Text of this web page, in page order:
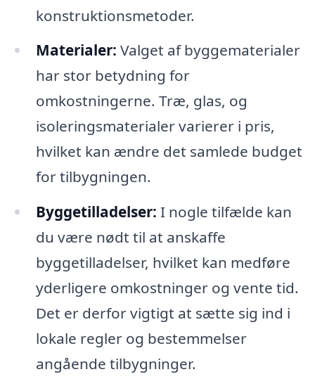
konstruktionsmetoder.
Materialer: Valget af byggematerialer
har stor betydning for
omkostningerne. Træ, glas, og
isoleringsmaterialer varierer i pris,
hvilket kan ændre det samlede budget
for tilbygningen.
Byggetilladelser: I nogle tilfælde kan
du være nødt til at anskaffe
byggetilladelser, hvilket kan medføre
yderligere omkostninger og vente tid.
Det er derfor vigtigt at sætte sig ind i
lokale regler og bestemmelser
angående tilbygninger.